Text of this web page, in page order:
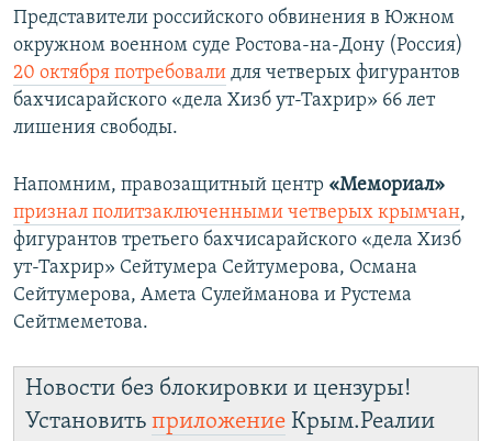
Представители российского обвинения в Южном
окружном военном суде Ростова-на-Дону (Россия)
20 октября потребовали для четверых фигурантов
бахчисарайского «дела Хизб ут-Тахрир» 66 лет
лишения свободы.
Напомним, правозащитный центр «Мемориал»
признал политзаключенными четверых крымчан,
фигурантов третьего бахчисарайского «дела Хизб
ут-Тахрир» Сейтумера Сейтумерова, Османа
Сейтумерова, Амета Сулейманова и Рустема
Сейтмеметова.
Новости без блокировки и цензуры!
Установить приложение Крым.Реалии